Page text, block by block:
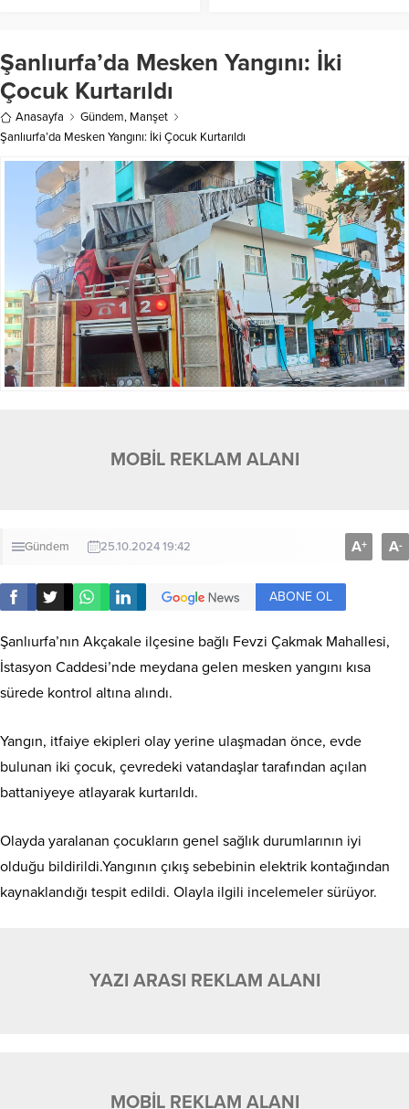
Şanlıurfa’da Mesken Yangını: İki
Çocuk Kurtarıldı
Anasayfa Gündem, Manşet
Şanlıurfa’da Mesken Yangını: İki Çocuk Kurtarıldı
MOBİL REKLAM ALANI
Gündem 25.10.2024 19:42 A+ A-
ABONE OL
Şanlıurfa’nın Akçakale ilçesine bağlı Fevzi Çakmak Mahallesi,
İstasyon Caddesi’nde meydana gelen mesken yangını kısa
sürede kontrol altına alındı.
Yangın, itfaiye ekipleri olay yerine ulaşmadan önce, evde
bulunan iki çocuk, çevredeki vatandaşlar tarafından açılan
battaniyeye atlayarak kurtarıldı.
Olayda yaralanan çocukların genel sağlık durumlarının iyi
olduğu bildirildi.Yangının çıkış sebebinin elektrik kontağından
kaynaklandığı tespit edildi. Olayla ilgili incelemeler sürüyor.
YAZI ARASI REKLAM ALANI
MOBİL REKLAM ALANI